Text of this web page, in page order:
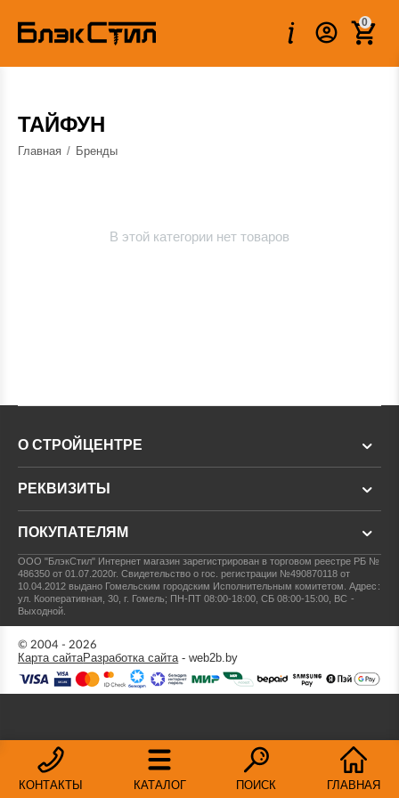
0
ТАЙФУН
Главная / Бренды
В этой категории нет товаров
КОНТАКТЫ КАТАЛОГ ПОИСК ГЛАВНАЯ
О СТРОЙЦЕНТРЕ
РЕКВИЗИТЫ
ПОКУПАТЕЛЯМ
ООО "БлэкСтил" Интернет магазин зарегистрирован в торговом реестре РБ №
486350 от 01.07.2020г.Свидетельство о гос. регистрации №490870118 от
10.04.2012 выдано Гомельским городским Исполнительным комитетом.Адрес:
ул. Кооперативная, 30, г. Гомель; ПН-ПТ 08:00-18:00, СБ 08:00-15:00, ВС -
Выходной.
© 2004 - 2026
Карта сайтаРазработка сайта- web2b.by